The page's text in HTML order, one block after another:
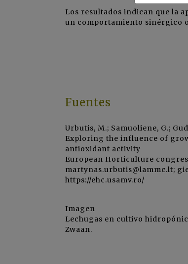
Los resultados indican que la
un comportamiento sinérgico
Fuentes
Urbutis, M.; Samuoliene, G.;
Exploring the influence of
antioxidant activity
European Horticulture
martynas.urbutis@lammc.lt;
https://ehc.usamv.ro/
Imagen
Lechugas en cultivo
Zwaan.